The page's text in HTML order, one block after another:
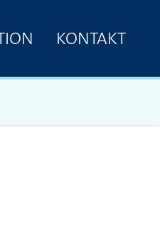
KONTAKT